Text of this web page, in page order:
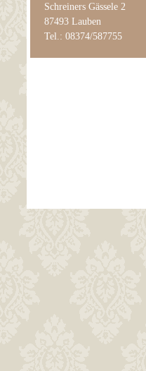
Schreiners Gässele 2
87493 Lauben
Tel.: 08374/587755